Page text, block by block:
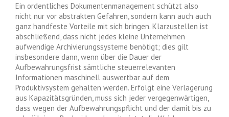
Ein ordentliches Dokumentenmanagement schützt also
nicht nur vor abstrakten Gefahren, sondern kann auch auch
ganz handfeste Vorteile mit sich bringen. Klarzustellen ist
abschließend, dass nicht jedes kleine Unternehmen
aufwendige Archivierungssysteme benötigt; dies gilt
insbesondere dann, wenn über die Dauer der
Aufbewahrungsfrist sämtliche steuerrelevanten
Informationen maschinell auswertbar auf dem
Produktivsystem gehalten werden. Erfolgt eine Verlagerung
aus Kapazitätsgründen, muss sich jeder vergegenwärtigen,
dass wegen der Aufbewahrungspflicht und der damit bis zu